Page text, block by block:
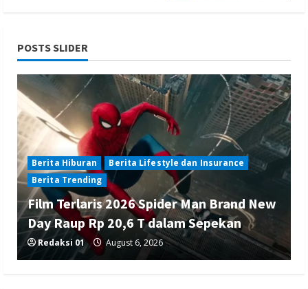
POSTS SLIDER
Berita Hiburan
Berita Lifestyle dan Insurance
Berita Trending
Film Terlaris 2026 Spider Man Brand New
Day Raup Rp 20,6 T dalam Sepekan
Redaksi 01 August 6, 2026